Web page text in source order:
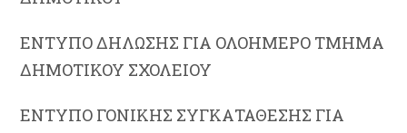
ΕΝΤΥΠΟ ΔΗΛΩΣΗΣ ΓΙΑ ΟΛΟΗΜΕΡΟ ΤΜΗΜΑ
ΔΗΜΟΤΙΚΟΥ ΣΧΟΛΕΙΟΥ
ΕΝΤΥΠΟ ΓΟΝΙΚΗΣ ΣΥΓΚΑΤΑΘΕΣΗΣ ΓΙΑ